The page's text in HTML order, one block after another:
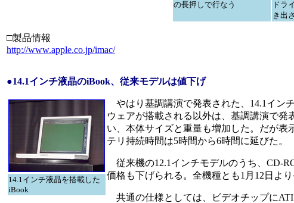
の長押しで行なう
ドラ
き出
□製品情報
http://www.apple.co.jp/imac/
●14.1インチ液晶のiBook、従来モデルは値下げ
14.1インチ液晶を搭載した
iBook
やはり基調講演で発表された、14.1イン
ウェアが搭載される以外は、基調講演で
い、本体サイズと重量も増加した。だが表
テリ持続時間は5時間から6時間に延びた。
従来機の12.1インチモデルのうち、CD-
価格も下げられる。全機種とも1月12日より
共通の仕様としては、ビデオチップにATI